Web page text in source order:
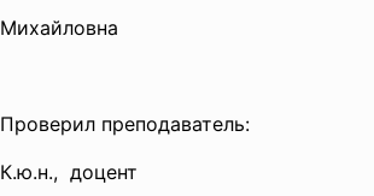
Михайловна
Проверил преподаватель:
К.ю.н., доцент